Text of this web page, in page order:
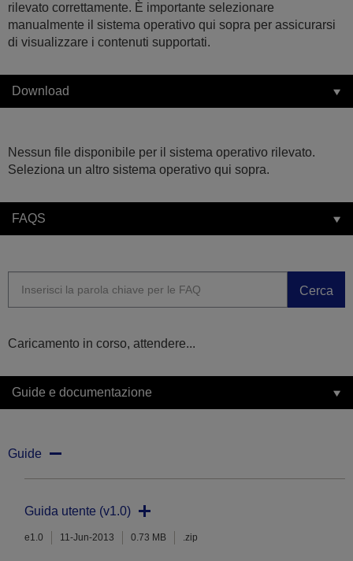
rilevato correttamente. È importante selezionare
manualmente il sistema operativo qui sopra per assicurarsi
di visualizzare i contenuti supportati.
Download
Nessun file disponibile per il sistema operativo rilevato.
Seleziona un altro sistema operativo qui sopra.
FAQS
Cerca
Caricamento in corso, attendere...
Guide e documentazione
Guide
Guida utente (v1.0)
e1.0 11-Jun-2013 0.73 MB .zip